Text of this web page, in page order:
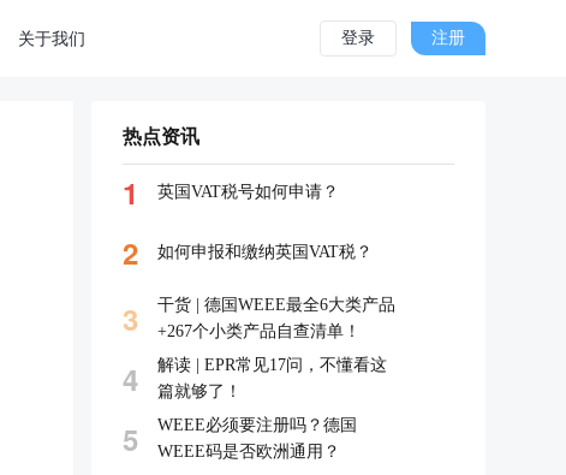
关于我们 登录 注册
热点资讯
1 英国VAT税号如何申请？
2 如何申报和缴纳英国VAT税？
3
干货 | 德国WEEE最全6大类产品
+267个小类产品自查清单！
4
解读 | EPR常见17问，不懂看这
篇就够了！
5
WEEE必须要注册吗？德国
WEEE码是否欧洲通用？